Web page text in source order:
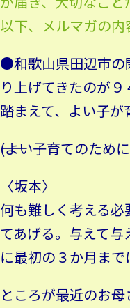
以下、メルマガの内
●和歌山県田辺市の
り上げてきたのが
踏まえて、よい子が
――(よい子育てのた
〈坂本〉
何も難しく考える
てあげる。与えて
に最初の３か月まで
ところが最近のお